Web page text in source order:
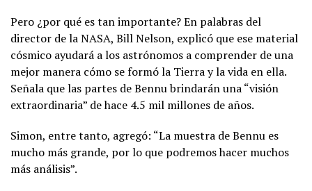
Pero ¿por qué es tan importante? En palabras del
director de la NASA, Bill Nelson, explicó que ese material
cósmico ayudará a los astrónomos a comprender de una
mejor manera cómo se formó la Tierra y la vida en ella.
Señala que las partes de Bennu brindarán una “visión
extraordinaria” de hace 4.5 mil millones de años.
Simon, entre tanto, agregó: “La muestra de Bennu es
mucho más grande, por lo que podremos hacer muchos
más análisis”.